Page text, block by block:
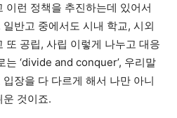
이런 정책을 추진하는데 있어서
반고 중에서도 시내 학교, 시외
또 공립, 사립 이렇게 나누고 대응
는 ‘divide and conquer’, 우리말
장을 다 다르게 해서 나만 아니
것이죠.